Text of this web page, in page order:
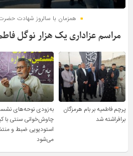
همزمان با سالروز شهادت
مراسم عزاداری یک هزار نوگل
پرچم فاطمیه بر بام هرمزگان
برافراشته شد
به‌زودی نوحه‌های
چاوش‌خوانی سنتی با
استودیویی ضبط و
می‌شود